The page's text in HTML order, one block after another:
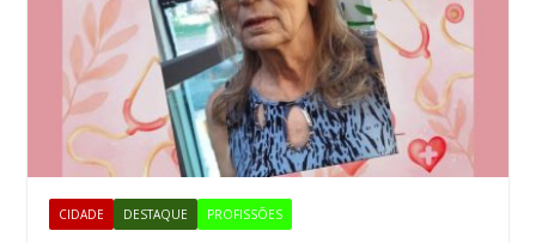
CIDADE DESTAQUE PROFISSÕES